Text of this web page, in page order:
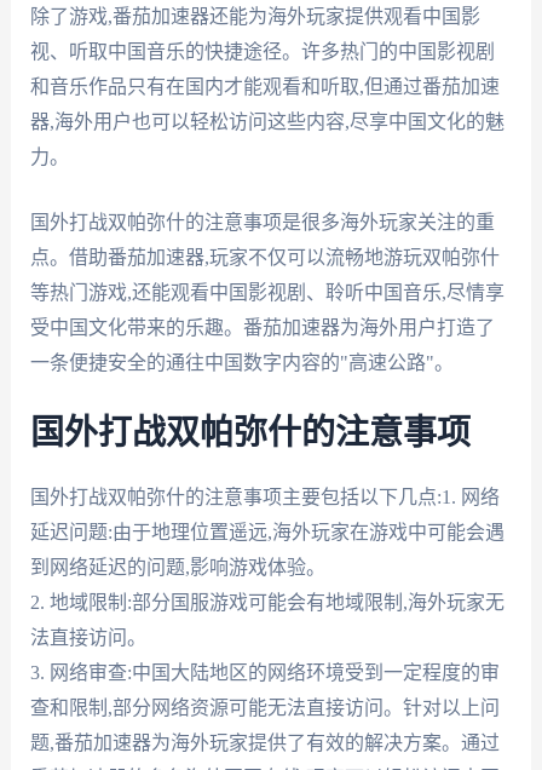
除了游戏,番茄加速器还能为海外玩家提供观看中国影
视、听取中国音乐的快捷途径。许多热门的中国影视剧
和音乐作品只有在国内才能观看和听取,但通过番茄加速
器,海外用户也可以轻松访问这些内容,尽享中国文化的魅
力。
国外打战双帕弥什的注意事项是很多海外玩家关注的重
点。借助番茄加速器,玩家不仅可以流畅地游玩双帕弥什
等热门游戏,还能观看中国影视剧、聆听中国音乐,尽情享
受中国文化带来的乐趣。番茄加速器为海外用户打造了
一条便捷安全的通往中国数字内容的"高速公路"。
国外打战双帕弥什的注意事项
国外打战双帕弥什的注意事项主要包括以下几点:1. 网络
延迟问题:由于地理位置遥远,海外玩家在游戏中可能会遇
到网络延迟的问题,影响游戏体验。
2. 地域限制:部分国服游戏可能会有地域限制,海外玩家无
法直接访问。
3. 网络审查:中国大陆地区的网络环境受到一定程度的审
查和限制,部分网络资源可能无法直接访问。针对以上问
题,番茄加速器为海外玩家提供了有效的解决方案。通过